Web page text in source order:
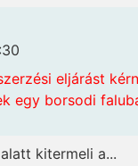
eljárást
egy borsodi
kitermeli a...